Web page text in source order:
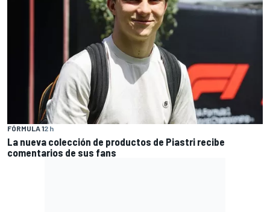
FÓRMULA 12 h
La nueva colección de productos de Piastri recibe
comentarios de sus fans